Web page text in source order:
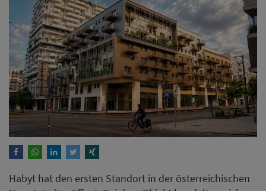
Habyt hat den ersten Standort in der österreichischen